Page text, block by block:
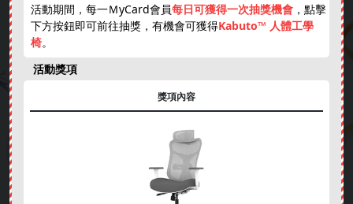
娛樂中心 免費虛寶 跨年抽獎券 現金刮刮卡
活動期間，每一ＭyCard會員每日可獲得一次抽獎機會 ，點擊
下方按鈕即可前往抽獎，有機會可獲得Kabuto™ 人體工學
椅。
活動獎項
獎項內容